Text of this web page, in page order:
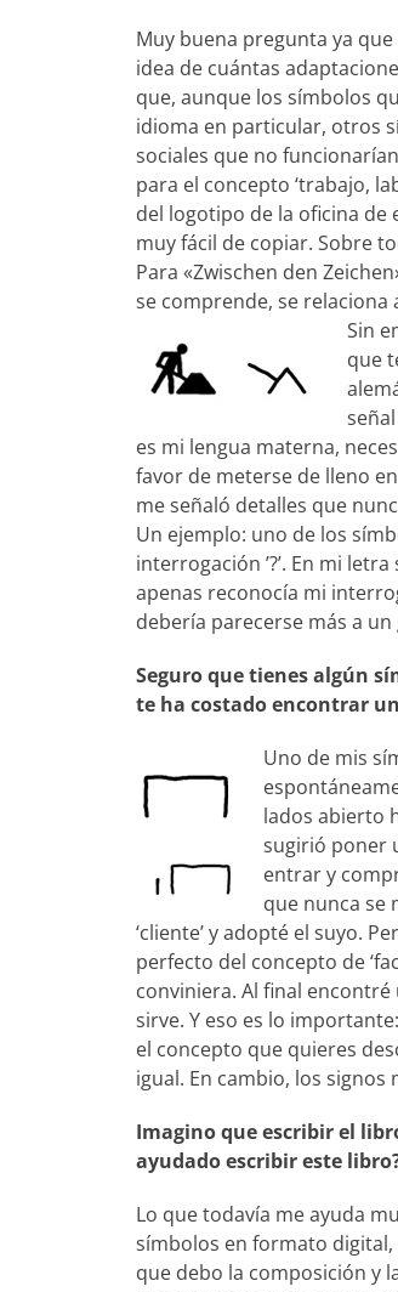
Muy buena pregunta ya
idea de cuántas
que, aunque los símbolos
idioma en particular, otros
sociales que no
para el concepto ‘trabajo,
del logotipo de la oficina de
muy fácil de copiar. Sobre
Para «Zwischen den
se comprende, se
Sin
que
es mi lengua materna,
favor de meterse de lleno
me señaló detalles que
Un ejemplo: uno de los
interrogación ’?’. En mi
apenas reconocía mi
debería parecerse más a
Seguro que tienes algún
te ha costado encontrar
Uno de mis
lados abierto
sugirió poner
entrar y
que nunca se
‘cliente’ y adopté el suyo.
perfecto del concepto de
conviniera. Al final encontré
sirve. Y eso es lo
el concepto que quieres
igual. En cambio, los
Imagino que escribir el
ayudado escribir este
Lo que todavía me ayuda
símbolos en formato digital,
que debo la composición y